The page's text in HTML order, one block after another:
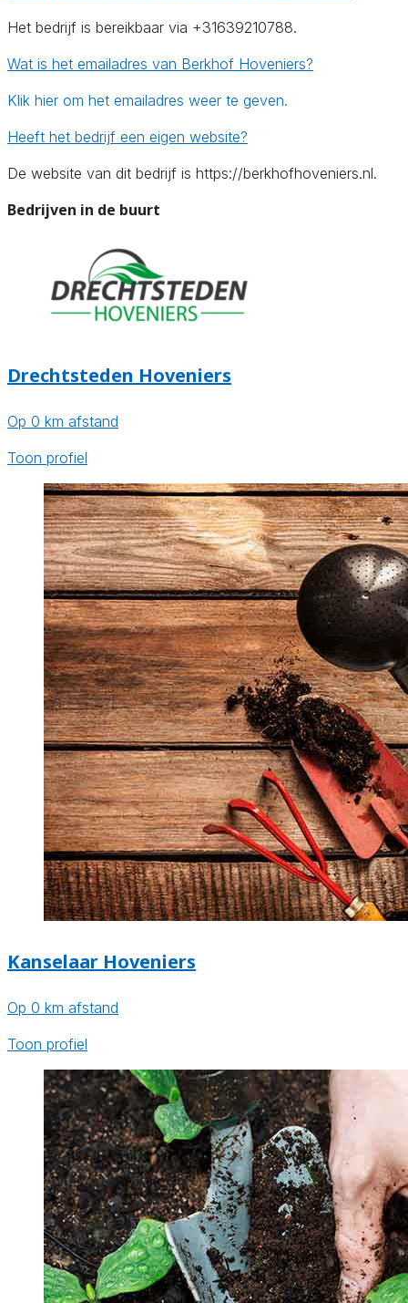
Het bedrijf is bereikbaar via +31639210788.
Wat is het emailadres van Berkhof Hoveniers?
Klik hier om het emailadres weer te geven.
Heeft het bedrijf een eigen website?
De website van dit bedrijf is https://berkhofhoveniers.nl.
Bedrijven in de buurt
Drechtsteden Hoveniers
Op 0 km afstand
Toon profiel
Kanselaar Hoveniers
Op 0 km afstand
Toon profiel